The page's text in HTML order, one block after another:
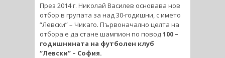
През 2014 г. Николай Василев основава нов
отбор в групата за над 30-годишни, с името
“Левски” – Чикаго. Първоначално целта на
отбора е да стане шампион по повод100 –
годишнината на футболен клуб
“Левски” – София.